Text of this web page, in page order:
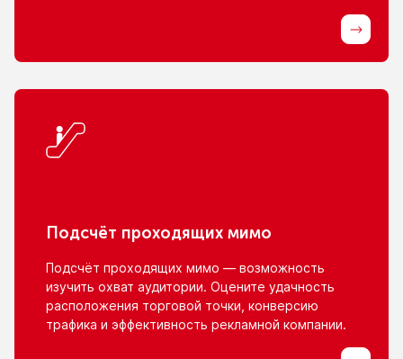
Подсчёт проходящих мимо
Подсчёт проходящих мимо — возможность
изучить охват аудитории. Оцените удачность
расположения торговой точки, конверсию
трафика и эффективность рекламной компании.